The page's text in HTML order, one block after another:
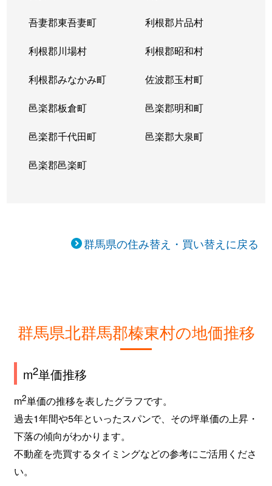
吾妻郡東吾妻町 利根郡片品村
利根郡川場村 利根郡昭和村
利根郡みなかみ町 佐波郡玉村町
邑楽郡板倉町 邑楽郡明和町
邑楽郡千代田町 邑楽郡大泉町
邑楽郡邑楽町
群馬県の住み替え・買い替えに戻る
群馬県北群馬郡榛東村の地価推移
m2単価推移
m2単価の推移を表したグラフです。
過去1年間や5年といったスパンで、その坪単価の上昇・
下落の傾向がわかります。
不動産を売買するタイミングなどの参考にご活用くださ
い。